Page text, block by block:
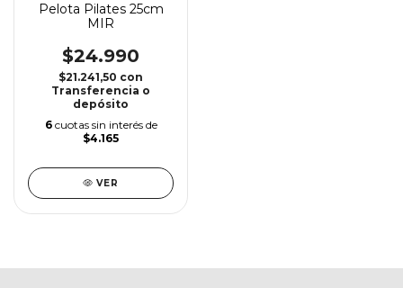
Pelota Pilates 25cm
MIR
$24.990
$21.241,50 con
Transferencia o
depósito
6 cuotas sin interés de
$4.165
VER